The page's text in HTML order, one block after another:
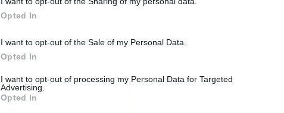
Opted In
I want to opt-out of the Sale of my Personal Data.
Opted In
I want to opt-out of processing my Personal Data for Targeted
Advertising.
Opted In